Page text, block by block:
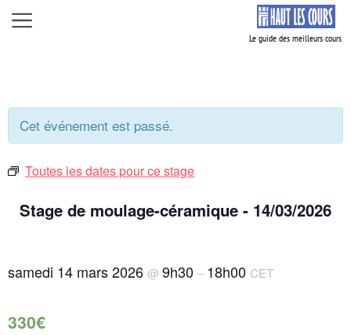
Aller
au
Menu
Cet événement est passé.
Toutes les dates pour ce stage
Stage de moulage-céramique - 14/03/2026
samedi 14 mars 2026 @ 9h30 – 18h00 CET
330€